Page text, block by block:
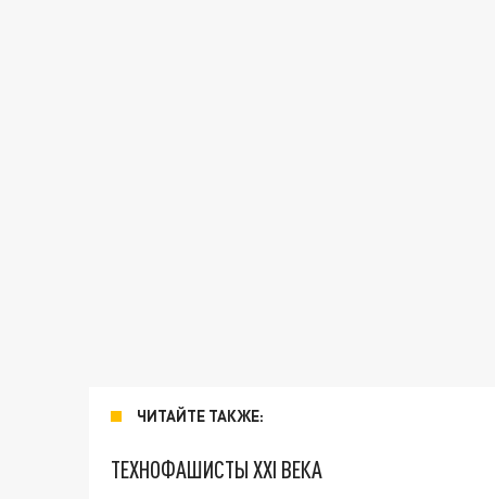
ЧИТАЙТЕ ТАКЖЕ:
ТЕХНОФАШИСТЫ XXI ВЕКА